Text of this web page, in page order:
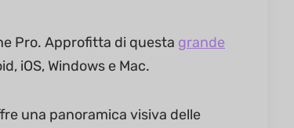
Pro. Approfitta di questa grande
iOS, Windows e Mac.
una panoramica visiva delle